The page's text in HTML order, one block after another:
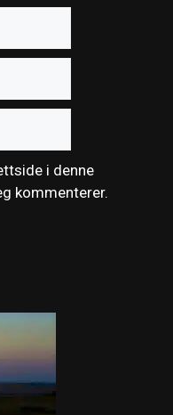
i denne
kommenterer.